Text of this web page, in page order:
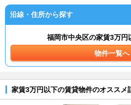
沿線・住所から探す
福岡市中央区の家賃3万円
物件一覧へ
家賃3万円以下の賃貸物件のオススメ